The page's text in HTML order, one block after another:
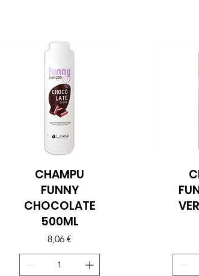
Vista rápida
CHAMPU
FUNNY
CHOCOLATE
500ML
Precio
8,06 €